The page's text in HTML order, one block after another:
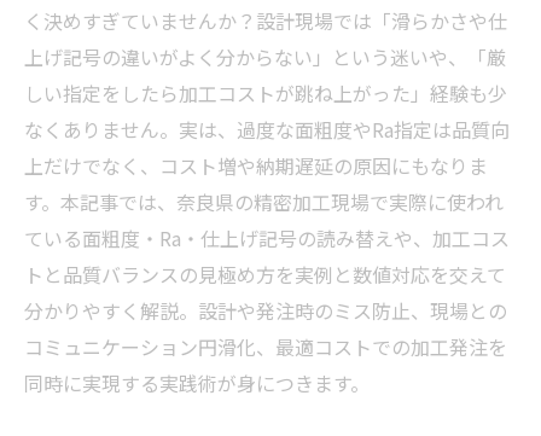
く決めすぎていませんか？設計現場では「滑らかさや仕
上げ記号の違いがよく分からない」という迷いや、「厳
しい指定をしたら加工コストが跳ね上がった」経験も少
なくありません。実は、過度な面粗度やRa指定は品質向
上だけでなく、コスト増や納期遅延の原因にもなりま
す。本記事では、奈良県の精密加工現場で実際に使われ
ている面粗度・Ra・仕上げ記号の読み替えや、加工コス
トと品質バランスの見極め方を実例と数値対応を交えて
分かりやすく解説。設計や発注時のミス防止、現場との
コミュニケーション円滑化、最適コストでの加工発注を
同時に実現する実践術が身につきます。